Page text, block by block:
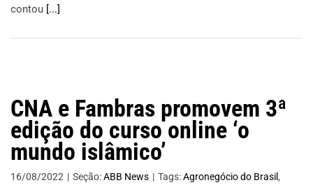
contou [...]
CNA e Fambras promovem 3ª
edição do curso online ‘o
mundo islâmico’
16/08/2022 | Seção:ABB News | Tags:Agronegócio do Brasil,